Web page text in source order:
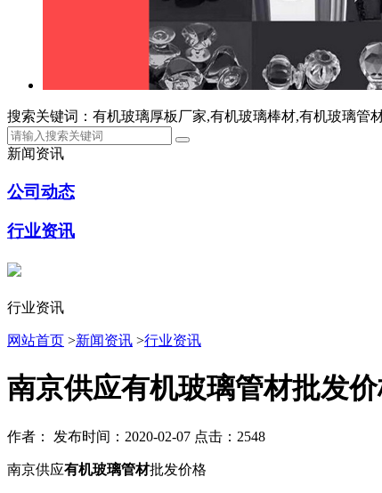
搜索关键词：有机玻璃厚板厂家,有机玻璃棒材,有机玻璃管
新闻资讯
公司动态
行业资讯
行业资讯
网站首页 >新闻资讯 >行业资讯
南京供应有机玻璃管材批发
作者： 发布时间：2020-02-07 点击：2548
南京供应有机玻璃管材批发价格